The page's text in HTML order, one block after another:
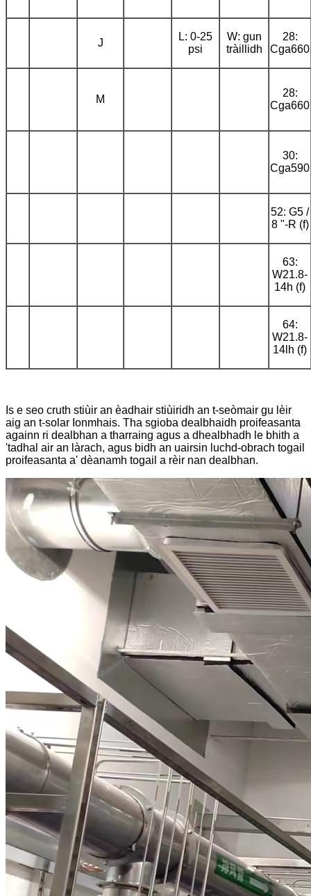
J
L: 0-25
psi
W: gun
tràillidh
28:
Cga660
M
28:
Cga660
30:
Cga590
52: G5 /
8 "-R (f)
63:
W21.8-
14h (f)
64:
W21.8-
14lh (f)
Is e seo cruth stiùir an èadhair stiùiridh an t-seòmair gu lèir
aig an t-solar Ionmhais. Tha sgioba dealbhaidh proifeasanta
againn ri dealbhan a tharraing agus a dhealbhadh le bhith a
'tadhal air an làrach, agus bidh an uairsin luchd-obrach togail
proifeasanta a' dèanamh togail a rèir nan dealbhan.